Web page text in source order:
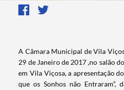
​​​​A Câmara Municipal de Vila
29 de Janeiro de 2017 ,no salão
em Vila Viçosa, a apresentação
que os Sonhos não Entraram”,